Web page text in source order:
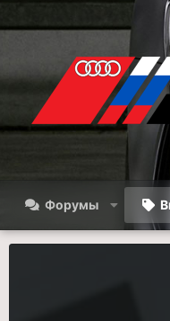
Форумы